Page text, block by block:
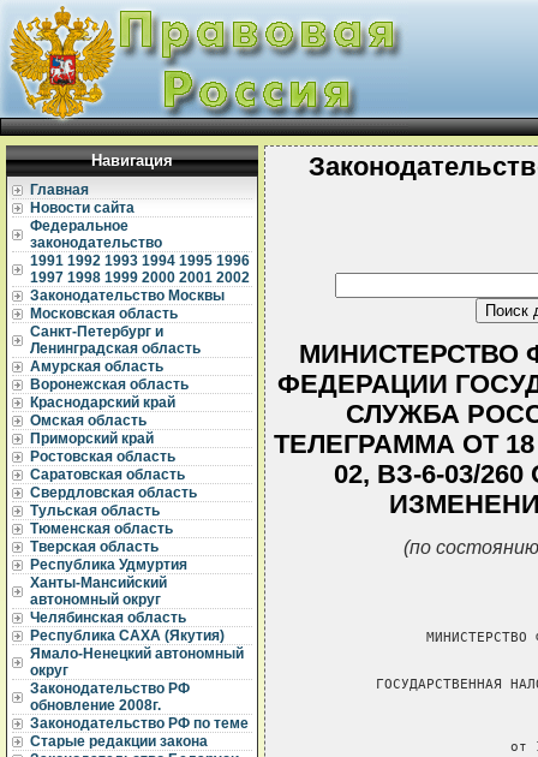
Навигация
Главная
Новости сайта
Федеральное
законодательство
1991 1992 1993 1994 1995 1996
1997 1998 1999 2000 2001 2002
Законодательство Москвы
Московская область
Санкт-Петербург и
Ленинградская область
Амурская область
Воронежская область
Краснодарский край
Омская область
Приморский край
Ростовская область
Саратовская область
Свердловская область
Тульская область
Тюменская область
Тверская область
Республика Удмуртия
Ханты-Мансийский
автономный округ
Челябинская область
Республика САХА (Якутия)
Ямало-Ненецкий автономный
округ
Законодательство РФ
обновление 2008г.
Законодательство РФ по теме
Старые редакции закона
МИНИСТЕРСТВО
ФЕДЕРАЦИИ
СЛУЖБА
ТЕЛЕГРАММА ОТ 18
02, ВЗ-6-03/
(по
МИНИСТЕРСТВО
ГОСУДАРСТВЕННАЯ
от